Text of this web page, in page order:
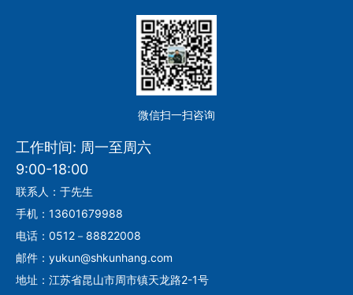
微信扫一扫咨询
工作时间: 周一至周六
9:00-18:00
联系人：于先生
手机：13601679988
电话：0512－88822008
邮件：yukun@shkunhang.com
地址：江苏省昆山市周市镇天龙路2-1号